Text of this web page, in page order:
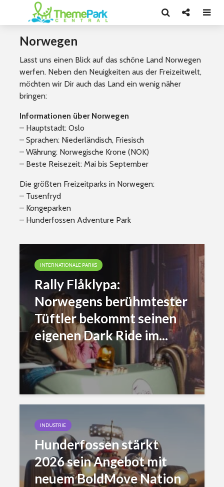
Norwegen
Lasst uns einen Blick auf das schöne Land Norwegen
werfen. Neben den Neuigkeiten aus der Freizeitwelt,
möchten wir Dir auch das Land ein wenig näher
bringen:
Informationen über Norwegen
– Hauptstadt: Oslo
– Sprachen: Niederländisch, Friesisch
– Währung: Norwegische Krone (NOK)
– Beste Reisezeit: Mai bis September
Die größten Freizeitparks in Norwegen:
– Tusenfryd
– Kongeparken
– Hunderfossen Adventure Park
INTERNATIONALE PARKS
Rally Flåklypa:
Norwegens berühmtester
Tüftler bekommt seinen
eigenen Dark Ride im...
INDUSTRIE
Hunderfossen stärkt
2026 sein Angebot mit
neuem BoldMove Nation